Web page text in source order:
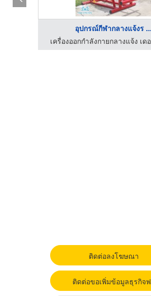
อุปกรณ์กีฬากลางแจ้งร ...
เครื่องออกกำลังกายกลางแจ้ง เด
ติดต่อลงโฆษณา
ติดต่อขอเพิ่มข้อมูลธุรกิจ